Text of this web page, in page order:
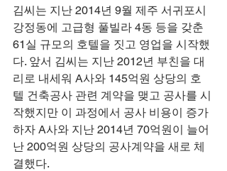
김씨는 지난 2014년 9월 제주 서귀포시
강정동에 고급형 풀빌라 4동 등을 갖춘
61실 규모의 호텔을 짓고 영업을 시작했
다. 앞서 김씨는 지난 2012년 부친을 대
리로 내세워 A사와 145억원 상당의 호
텔 건축공사 관련 계약을 맺고 공사를 시
작했지만 이 과정에서 공사 비용이 증가
하자 A사와 지난 2014년 70억원이 늘어
난 200억원 상당의 공사계약을 새로 체
결했다.